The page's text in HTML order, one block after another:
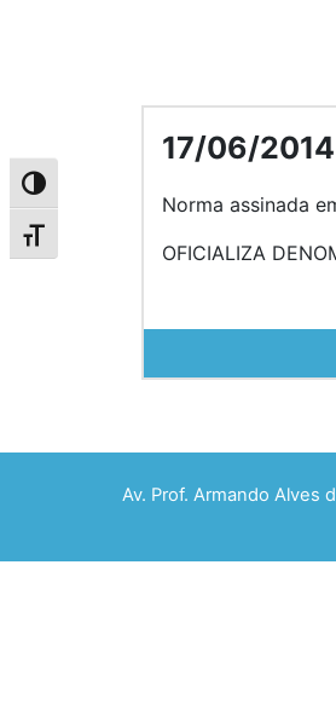
Alternar alto contraste
Alternar tamanho da fonte
17/06/2014
Norma assinada
OFICIALIZA
Av. Prof. Armando Alves